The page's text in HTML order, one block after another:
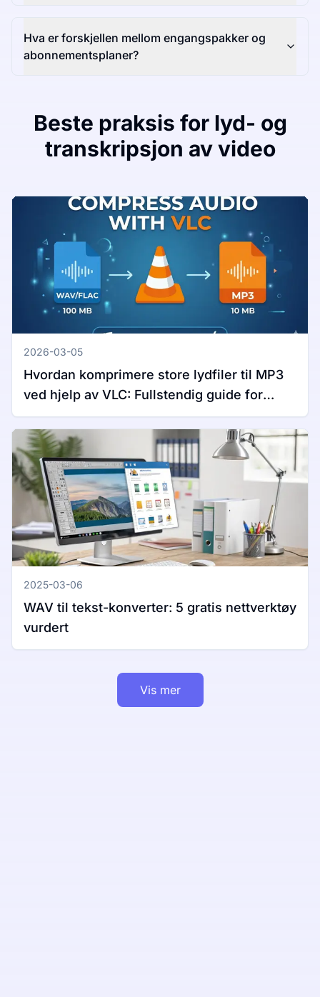
Hva er forskjellen mellom engangspakker og
abonnementsplaner?
Beste praksis for lyd- og
transkripsjon av video
2026-03-05
Hvordan komprimere store lydfiler til MP3
ved hjelp av VLC: Fullstendig guide for
Windows og Mac
2025-03-06
WAV til tekst-konverter: 5 gratis nettverktøy
vurdert
Vis mer